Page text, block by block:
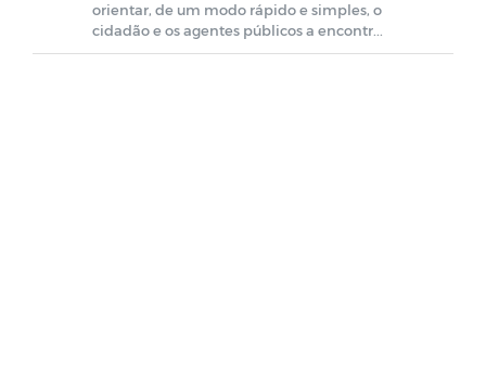
orientar, de um modo rápido e simples, o
cidadão e os agentes públicos a encontr...